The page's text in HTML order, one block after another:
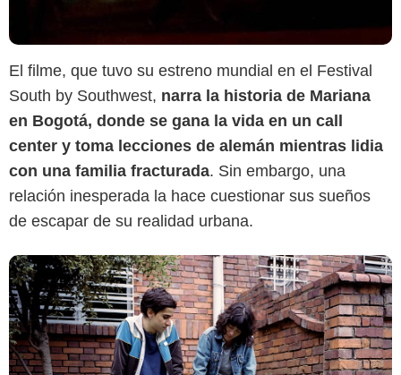
El filme, que tuvo su estreno mundial en el Festival
South by Southwest, narra la historia de Mariana
en Bogotá, donde se gana la vida en un call
center y toma lecciones de alemán mientras lidia
con una familia fracturada. Sin embargo, una
relación inesperada la hace cuestionar sus sueños
de escapar de su realidad urbana.